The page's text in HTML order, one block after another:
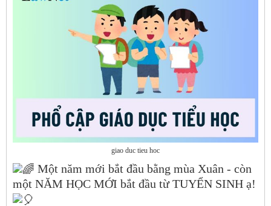
giao duc tieu hoc
Một năm mới bắt đầu bằng mùa Xuân - còn
một NĂM HỌC MỚI bắt đầu từ TUYỂN SINH ạ!